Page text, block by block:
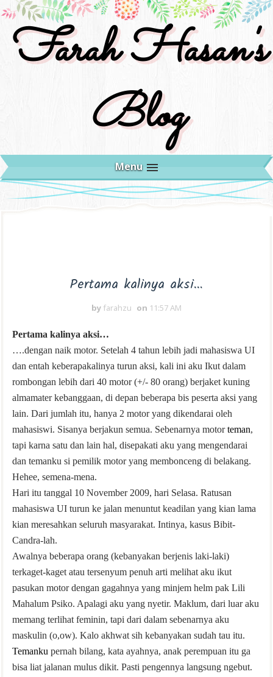
Farah Hasan's
Blog
Menu
Pertama kalinya aksi…
by farahzu on 11:57 AM
Pertama kalinya aksi…
….dengan naik motor. Setelah 4 tahun lebih jadi mahasiswa UI
dan entah keberapakalinya turun aksi, kali ini aku Ikut dalam
rombongan lebih dari 40 motor (+/- 80 orang) berjaket kuning
almamater kebanggaan, di depan beberapa bis peserta aksi yang
lain. Dari jumlah itu, hanya 2 motor yang dikendarai oleh
mahasiswi. Sisanya berjakun semua. Sebenarnya motorteman,
tapi karna satu dan lain hal, disepakati aku yang mengendarai
dan temanku si pemilik motor yang membonceng di belakang.
Hehee, semena-mena.
Hari itu tanggal 10 November 2009, hari Selasa. Ratusan
mahasiswa UI turun ke jalan menuntut keadilan yang kian lama
kian meresahkan seluruh masyarakat. Intinya, kasus Bibit-
Candra-lah.
Awalnya beberapa orang (kebanyakan berjenis laki-laki)
terkaget-kaget atau tersenyum penuh arti melihat aku ikut
pasukan motor dengan gagahnya yang minjem helm pak Lili
Mahalum Psiko. Apalagi aku yang nyetir. Maklum, dari luar aku
memang terlihat feminin, tapi dari dalam sebenarnya aku
maskulin (o,ow). Kalo akhwat sih kebanyakan sudah tau itu.
Temanku pernah bilang, kata ayahnya, anak perempuan itu ga
bisa liat jalanan mulus dikit. Pasti pengennya langsung ngebut.